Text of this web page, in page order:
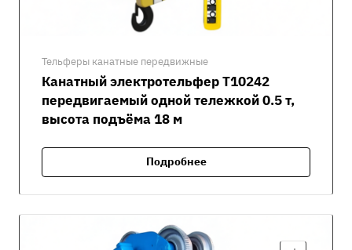
Тельферы канатные передвижные
Канатный электротельфер Т10242
передвигаемый одной тележкой 0.5 т,
высота подъёма 18 м
Подробнее